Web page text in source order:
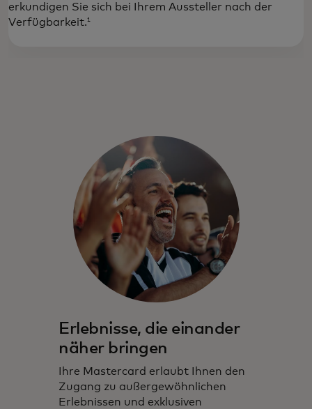
erkundigen Sie sich bei Ihrem Aussteller nach der
Verfügbarkeit.1
Erlebnisse, die einander
näher bringen
Ihre Mastercard erlaubt Ihnen den
Zugang zu außergewöhnlichen
Erlebnissen und exklusiven